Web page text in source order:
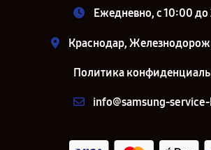
Ежедневно, с 10:00
Краснодар,
Политика
info@samsung-